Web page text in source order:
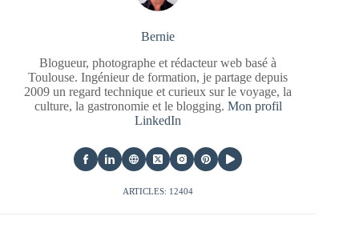
Bernie
Blogueur, photographe et rédacteur web basé à
Toulouse. Ingénieur de formation, je partage depuis
2009 un regard technique et curieux sur le voyage, la
culture, la gastronomie et le blogging. Mon profil
LinkedIn
ARTICLES: 12404